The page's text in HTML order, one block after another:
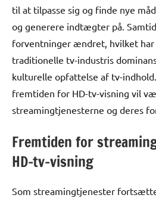
til at tilpasse sig og finde nye
og generere indtægter på.
forventninger ændret, hvilket
traditionelle tv-industris
kulturelle opfattelse af tv-
fremtiden for HD-tv-visning vil
streamingtjenesterne og deres
Fremtiden for
HD-tv-visning
Som streamingtjenester